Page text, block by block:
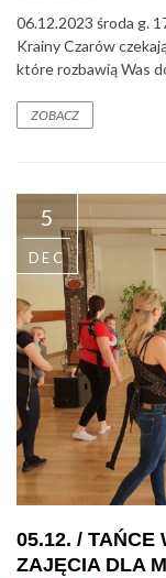
06.12.2023 środa g.
Krainy Czarów
które rozbawią Was
ZOBACZ
5
DEC
05.12. / TAŃCE
ZAJĘCIA DLA